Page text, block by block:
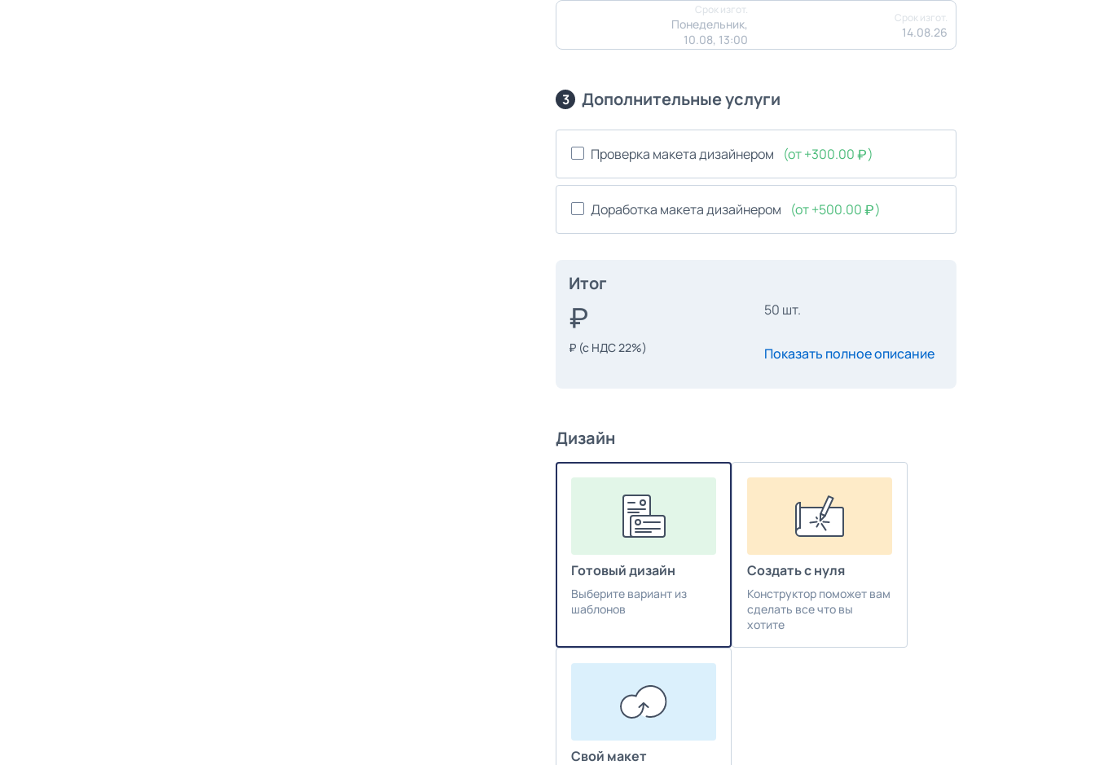
Срок изгот.
Понедельник,
10.08, 13:00
Срок изгот.
14.08.26
3 Дополнительные услуги
Проверка макета дизайнером (от +300.00 )
Доработка макета дизайнером (от +500.00 )
Итог
₽ (с НДС 22%)
50 шт.
Показать полное описание
Дизайн
Готовый дизайн
Выберите вариант из
шаблонов
Создать с нуля
Конструктор поможет вам
сделать все что вы
хотите
Свой макет